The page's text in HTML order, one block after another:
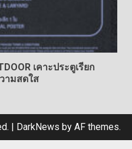
เคาะประตูเรียก
ามสดใส
| DarkNews by AF themes.